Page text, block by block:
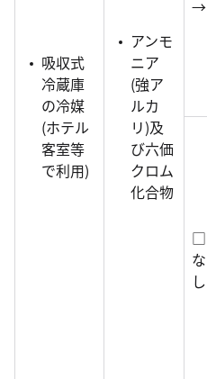
吸収式
冷蔵庫
の冷媒
(ホテル
客室等
で利用)
アンモ
ニア
(強ア
ルカ
リ)及
び六価
クロム
化合物
→
□
な
し